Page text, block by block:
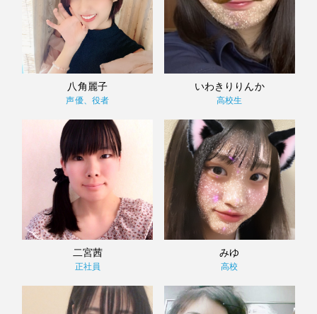
八角麗子
声優、役者
いわきりりんか
高校生
二宮茜
正社員
みゆ
高校